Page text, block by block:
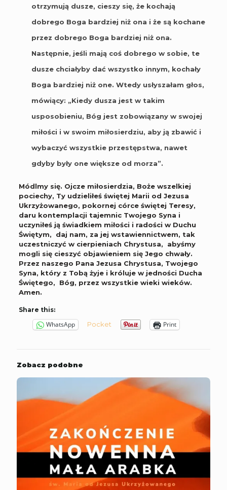
otrzymują dusze, cieszy się, że kochają
dobrego Boga bardziej niż ona i że są kochane
przez dobrego Boga bardziej niż ona.
Następnie, jeśli mają coś dobrego w sobie, te
dusze chciałyby dać wszystko innym, kochały
Boga bardziej niż one. Wtedy usłyszałam głos,
mówiący: „Kiedy dusza jest w takim
usposobieniu, Bóg jest zobowiązany w swojej
miłości i w swoim miłosierdziu, aby ją zbawić i
wybaczyć wszystkie przestępstwa, nawet
gdyby były one większe od morza”.
Módlmy się. Ojcze miłosierdzia, Boże wszelkiej
pociechy, Ty udzieliłeś świętej Marii od Jezusa
Ukrzyżowanego, pokornej córce świętej Teresy,
daru kontemplacji tajemnic Twojego Syna i
uczyniłeś ją świadkiem miłości i radości w Duchu
Świętym, daj nam, za jej wstawiennictwem, tak
uczestniczyć w cierpieniach Chrystusa, abyśmy
mogli się cieszyć objawieniem się Jego chwały.
Przez naszego Pana Jezusa Chrystusa, Twojego
Syna, który z Tobą żyje i króluje w jedności Ducha
Świętego, Bóg, przez wszystkie wieki wieków.
Amen.
Share this:
WhatsApp Pocket Print
Zobacz podobne